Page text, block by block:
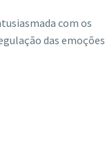
com os
das emoções